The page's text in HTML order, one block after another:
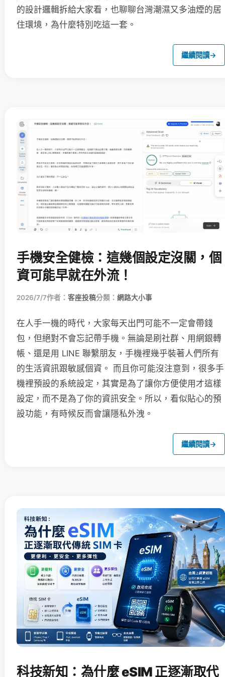
的設計邏輯拆給大家看，也聊聊台灣潮濕又多油煙的居
住環境，為什麼特別吃這一套。
繼續閱讀→
手機安全健檢：這幾個設定沒關，個
資可能早就在外流！
2026/7/7作者： 客座投稿分類： 網路大小事
在人手一機的時代，大家每天出門可能不一定會帶錢
包，但絕對不會忘記帶手機。無論是刷社群、用網銀轉
帳、還是用 LINE 聯繫朋友，手機裡幾乎裝著人們所有
的生活資訊跟敏感個資。 而且你可能沒注意到，很多手
機裡預設的系統設定，其實是為了讓你方便使用才這樣
設定，而不是為了你的資訊安全。所以，看似貼心的預
設功能，有時候反而會讓隱私外洩。
繼續閱讀→
科技新知：為什麼 eSIM 正逐漸取代